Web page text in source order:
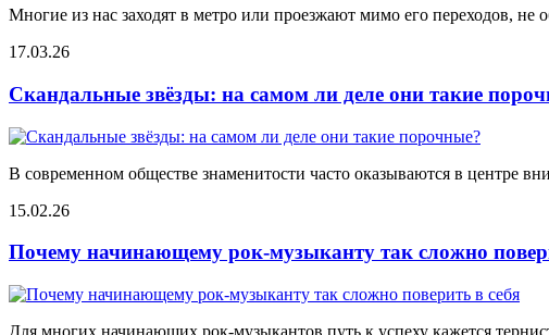
Многие из нас заходят в метро или проезжают мимо его переходов, не
17.03.26
Скандальные звёзды: на самом ли деле они такие
В современном обществе знаменитости часто оказываются в центре
15.02.26
Почему начинающему рок-музыканту так сложно
Для многих начинающих рок-музыкантов путь к успеху кажется